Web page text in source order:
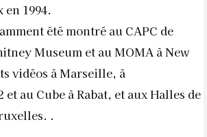
en 1994.
été montré au CAPC de
Museum et au MOMA à New
vidéos à Marseille, à
et au Cube à Rabat, et aux Halles de
.